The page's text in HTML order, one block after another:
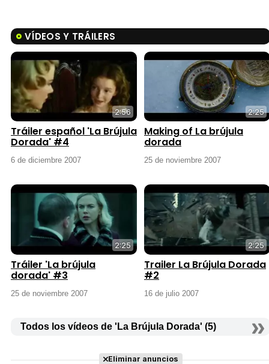
VÍDEOS Y TRÁILERS
2:56
Tráiler español 'La Brújula
Dorada' #4
6 de diciembre 2007
2:25
Making of La brújula
dorada
25 de noviembre 2007
2:25
Tráiler 'La brújula
dorada' #3
25 de noviembre 2007
2:25
Trailer La Brújula Dorada
#2
16 de julio 2007
Todos los vídeos de 'La Brújula Dorada' (5)
Eliminar anuncios